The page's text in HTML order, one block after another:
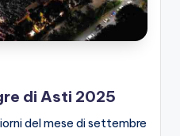
di Asti 2025
del mese di settembre